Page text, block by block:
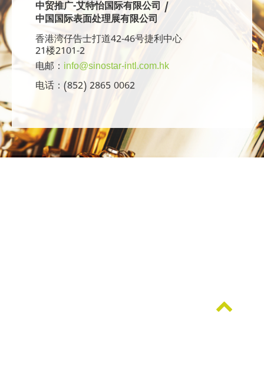
中贸推广-艾特怡国际有限公司 /
中国国际表面处理展有限公司
香港湾仔告士打道42-46号捷利中心
21楼2101-2
电邮： info@sinostar-intl.com.hk
电话：(852) 2865 0062